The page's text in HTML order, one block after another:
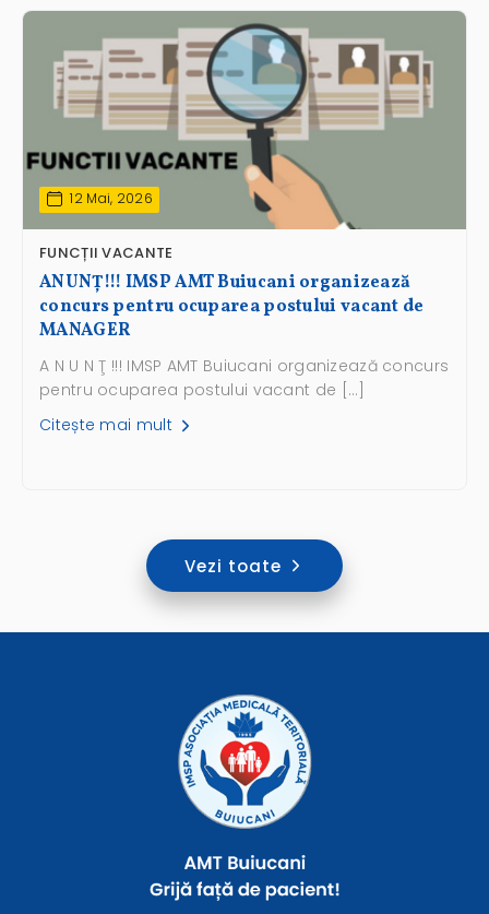
12 Mai, 2026
FUNCȚII VACANTE
ANUNŢ!!! IMSP AMT Buiucani organizează
concurs pentru ocuparea postului vacant de
MANAGER
A N U N Ţ !!! IMSP AMT Buiucani organizează concurs
pentru ocuparea postului vacant de […]
Citește mai mult
Vezi toate